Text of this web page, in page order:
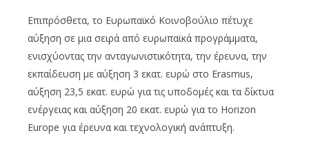
Επιπρόσθετα, το Ευρωπαϊκό Κοινοβούλιο πέτυχε
αύξηση σε μια σειρά από ευρωπαϊκά προγράμματα,
ενισχύοντας την ανταγωνιστικότητα, την έρευνα, την
εκπαίδευση με αύξηση 3 εκατ. ευρώ στο Erasmus,
αύξηση 23,5 εκατ. ευρώ για τις υποδομές και τα δίκτυα
ενέργειας και αύξηση 20 εκατ. ευρώ για το Horizon
Europe για έρευνα και τεχνολογική ανάπτυξη.